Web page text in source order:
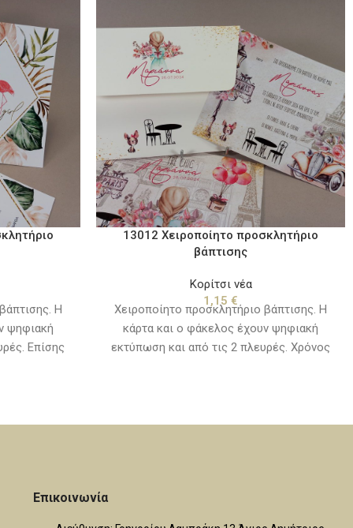
Η
ψηφιακή
Επίσης
τα
13012 Χειροποίητο προσκλητήριο
βάπτισης
Κορίτσι νέα
1,15 €
Χειροποίητο προσκλητήριο βάπτισης. Η
κάρτα και ο φάκελος έχουν ψηφιακή
εκτύπωση και από τις 2 πλευρές. Χρόνος
Επικοινωνία